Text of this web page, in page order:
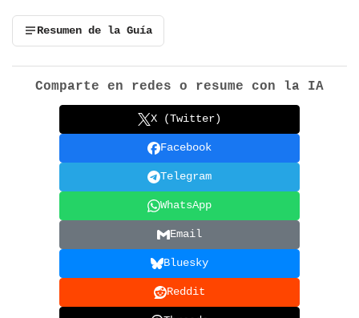
Resumen de la Guía
Comparte en redes o resume con la IA
X (Twitter)
Facebook
Telegram
WhatsApp
Email
Bluesky
Reddit